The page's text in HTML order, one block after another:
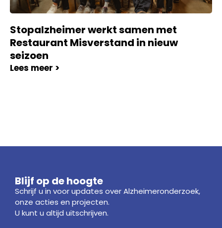
Stopalzheimer werkt samen met
Restaurant Misverstand in nieuw
seizoen
Lees meer >
Blijf op de hoogte
Schrijf u in voor updates over Alzheimeronderzoek,
onze acties en projecten.
U kunt u altijd uitschrijven.